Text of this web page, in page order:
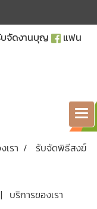
จัดงานบุญ
แฟน
เรา รับจัดพิธีสงฆ์
| บริการของเรา